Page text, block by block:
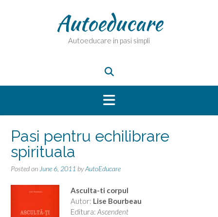
Autoeducare
Autoeducare in pasi simpli
Pasi pentru echilibrare
spirituala
Posted on June 6, 2011 byAutoEducare
Asculta-ti corpul
Autor: Lise Bourbeau
Editura: Ascendent